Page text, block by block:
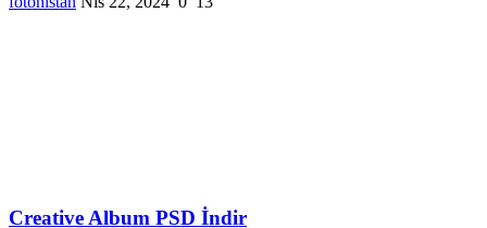
Creative Album PSD İndir